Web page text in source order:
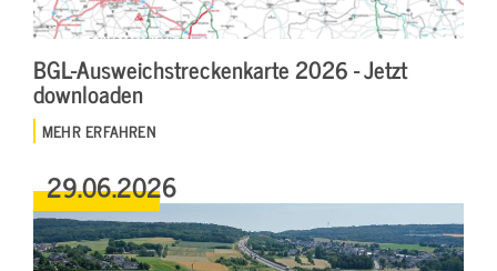
BGL-Ausweichstreckenkarte 2026 - Jetzt
downloaden
MEHR ERFAHREN
29.06.2026